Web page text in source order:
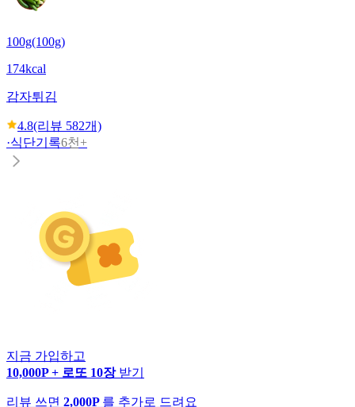
100g(100g)
174kcal
감자튀김
4.8(리뷰 582개)
·식단기록6천+
지금 가입하고
10,000P + 로또 10장 받기
리뷰 쓰면 2,000P 를 추가로 드려요